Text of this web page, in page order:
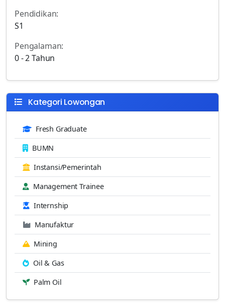
Pendidikan:
S1
Pengalaman:
0 - 2 Tahun
Kategori Lowongan
Fresh Graduate
BUMN
Instansi/Pemerintah
Management Trainee
Internship
Manufaktur
Mining
Oil & Gas
Palm Oil